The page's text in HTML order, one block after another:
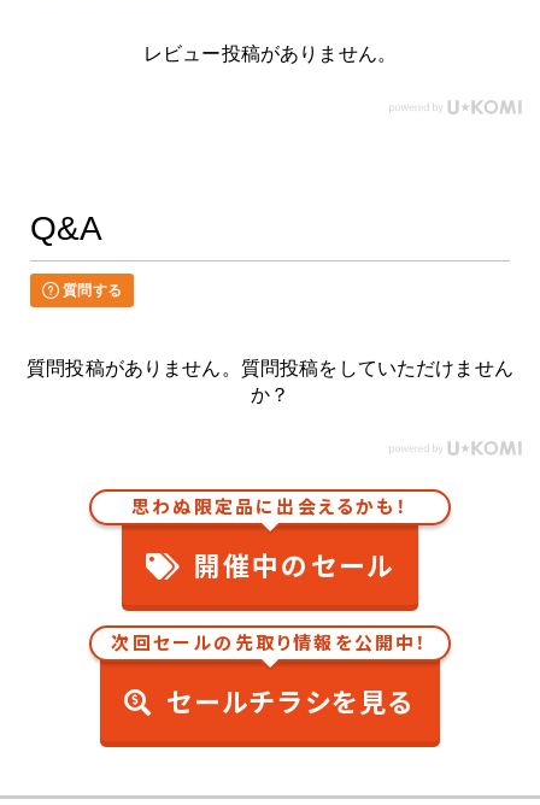
レビュー投稿がありません。
Q&A
質問する
質問投稿がありません。質問投稿をしていただけません
か？
思わぬ限定品に出会えるかも！
開催中のセール
次回セールの先取り情報を公開中！
セールチラシを見る